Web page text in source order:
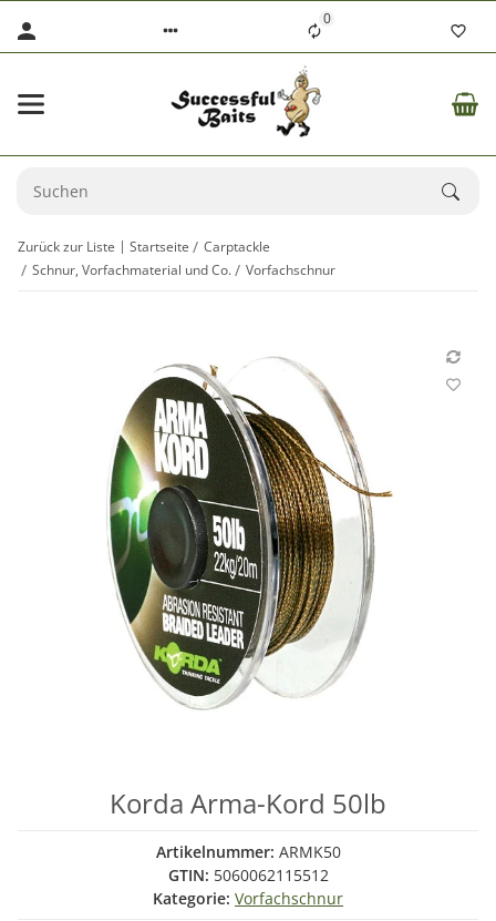
0
Zurück zur Liste Startseite
Carptackle
Schnur, Vorfachmaterial und Co.
Vorfachschnur
Korda Arma-Kord 50lb
Artikelnummer: ARMK50
GTIN: 5060062115512
Kategorie: Vorfachschnur